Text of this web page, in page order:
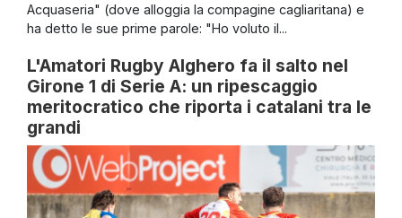
Acquaseria" (dove alloggia la compagine cagliaritana) e
ha detto le sue prime parole: "Ho voluto il...
L'Amatori Rugby Alghero fa il salto nel
Girone 1 di Serie A: un ripescaggio
meritocratico che riporta i catalani tra le
grandi